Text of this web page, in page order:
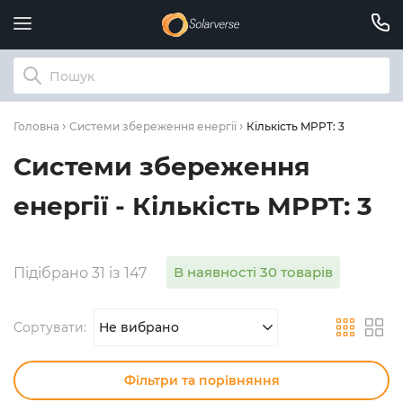
Головна Системи збереження енергії Кількість MPPT: 3
Системи збереження
енергії - Кількість MPPT: 3
Підібрано 31 із 147 В наявності 30 товарів
Сортувати: Не вибрано
Фільтри та порівняння